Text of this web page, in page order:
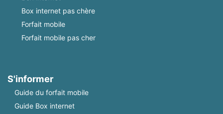
Box internet pas chère
Forfait mobile
Forfait mobile pas cher
S'informer
Guide du forfait mobile
Guide Box internet